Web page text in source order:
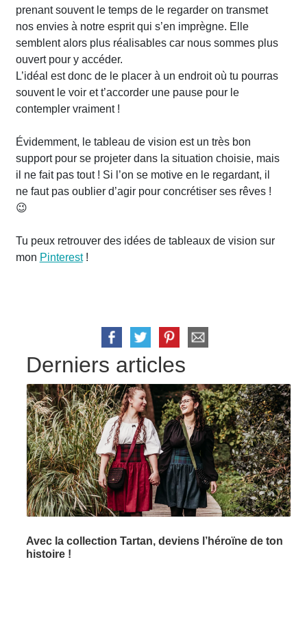
prenant souvent le temps de le regarder on transmet
nos envies à notre esprit qui s’en imprègne. Elle
semblent alors plus réalisables car nous sommes plus
ouvert pour y accéder.
L’idéal est donc de le placer à un endroit où tu pourras
souvent le voir et t’accorder une pause pour le
contempler vraiment !
Évidemment, le tableau de vision est un très bon
support pour se projeter dans la situation choisie, mais
il ne fait pas tout ! Si l’on se motive en le regardant, il
ne faut pas oublier d’agir pour concrétiser ses rêves !
😉
Tu peux retrouver des idées de tableaux de vision sur
mon Pinterest!
Derniers articles
Avec la collection Tartan, deviens l’héroïne de ton
histoire !